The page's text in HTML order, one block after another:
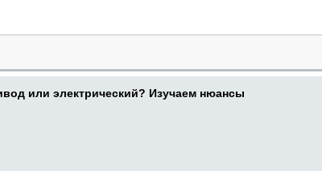
или электрический? Изучаем нюансы